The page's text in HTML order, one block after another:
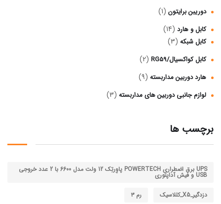
دوریبن برایتون (1)
کابل و هارد (14)
کابل شبکه (3)
کابل کواکسیال/RG59 (2)
هارد دوربین مداربسته (9)
لوازم جانبی دوربین‌ های مداربسته (3)
برچسب ها
UPS برق اضطراری POWERTECH پاوِرتِک 12 ولت مدل 6600 با 2 عدد خروجی
USB و فیش آداپتوری
دزدگیر_X5_کللاسیک رم ۳